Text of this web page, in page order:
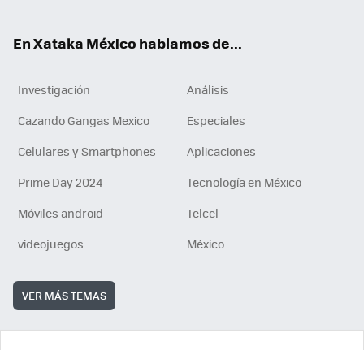
En Xataka México hablamos de...
Investigación
Análisis
Cazando Gangas Mexico
Especiales
Celulares y Smartphones
Aplicaciones
Prime Day 2024
Tecnología en México
Móviles android
Telcel
videojuegos
México
VER MÁS TEMAS